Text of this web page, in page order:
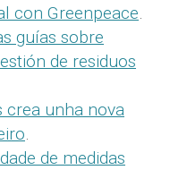
con Greenpeace.
guías sobre
de residuos
crea unha nova
.
de medidas